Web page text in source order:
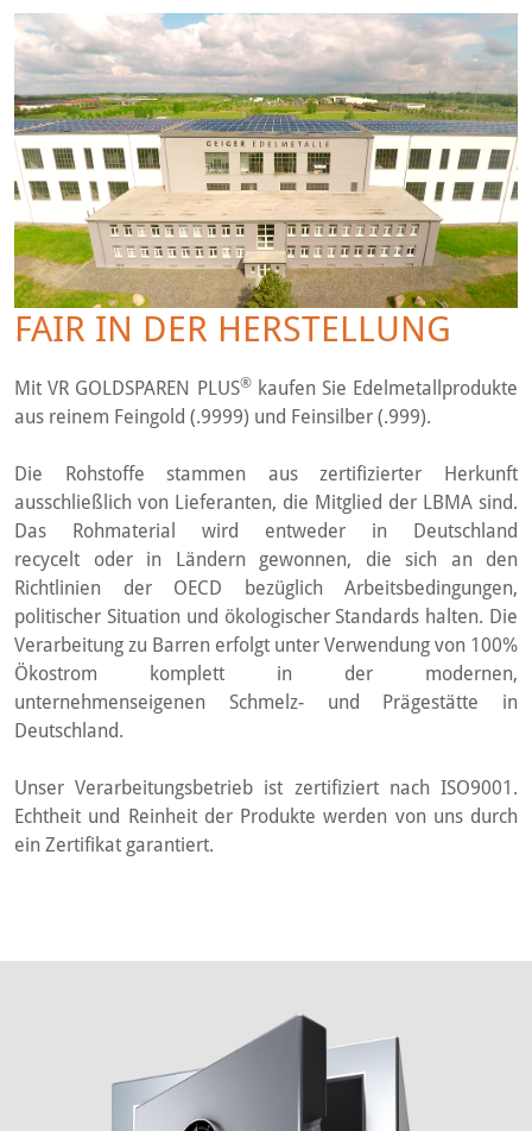
FAIR IN DER HERSTELLUNG
Mit VR GOLDSPAREN PLUS®kaufen Sie Edelmetallprodukte
aus reinem Feingold (.9999) und Feinsilber (.999).
Die Rohstoffe stammen aus zertifizierter Herkunft
ausschließlich von Lieferanten, die Mitglied der LBMA sind.
Das Rohmaterial wird entweder in Deutschland
recycelt oder in Ländern gewonnen, die sich an den
Richtlinien der OECD bezüglich Arbeitsbedingungen,
politischer Situation und ökologischer Standards halten. Die
Verarbeitung zu Barren erfolgt unter Verwendung von 100%
Ökostrom komplett in der modernen,
unternehmenseigenen Schmelz- und Prägestätte in
Deutschland.
Unser Verarbeitungsbetrieb ist zertifiziert nach ISO9001.
Echtheit und Reinheit der Produkte werden von uns durch
ein Zertifikat garantiert.